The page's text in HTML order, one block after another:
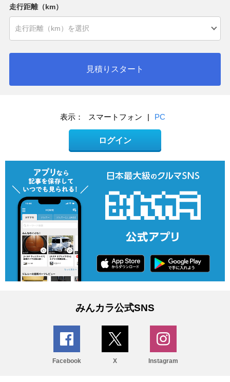
走行距離（km）
見積りスタート
表示： スマートフォン | PC
ログイン
みんカラ公式SNS
Facebook X Instagram